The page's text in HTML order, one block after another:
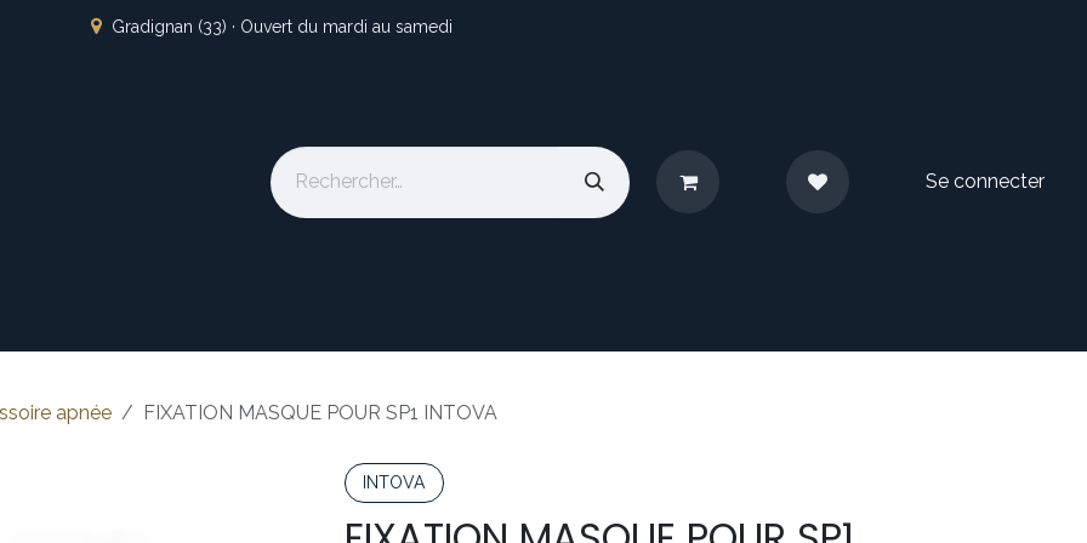
Gradignan (33) · Ouvert du mardi au samedi
Se connecter
apnée FIXATION MASQUE POUR SP1 INTOVA
INTOVA